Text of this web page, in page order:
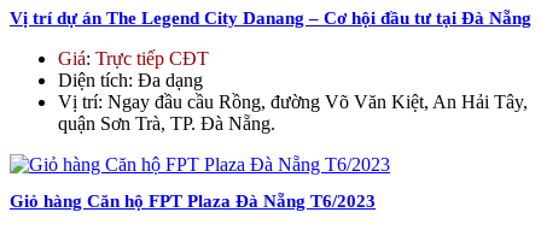
Vị trí dự án The Legend City Danang – Cơ hội đầu tư tại Đà Nẵng
Giá: Trực tiếp CĐT
Diện tích: Đa dạng
Vị trí: Ngay đầu cầu Rồng, đường Võ Văn Kiệt, An Hải Tây,
quận Sơn Trà, TP. Đà Nẵng.​
Giỏ hàng Căn hộ FPT Plaza Đà Nẵng T6/2023